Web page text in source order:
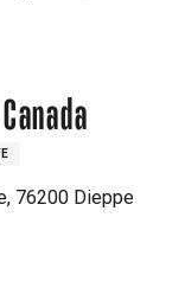
76200 Dieppe